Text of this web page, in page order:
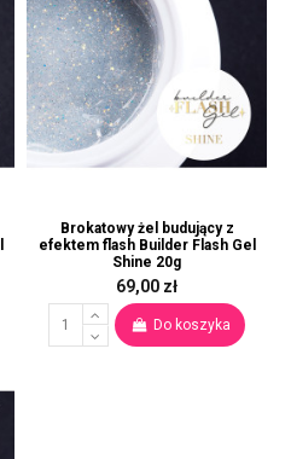
Brokatowy żel budujący z
efektem flash Builder Flash Gel
Shine 20g
69,00 zł
Do koszyka